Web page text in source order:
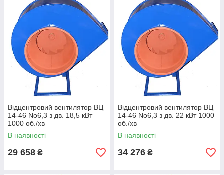
Відцентровий вентилятор ВЦ
14-46 No6,3 з дв. 18,5 кВт
1000 об./хв
В наявності
29 658 ₴
Відцентровий вентилятор ВЦ
14-46 No6,3 з дв. 22 кВт 1000
об./хв
В наявності
34 276 ₴